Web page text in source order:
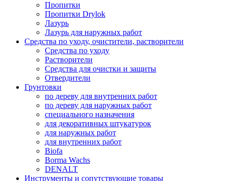
Пропитки
Пропитки Drylok
Лазурь
Лазурь для наружных работ
Средства по уходу, очистители, растворители
Средства по уходу
Растворители
Средства для очистки и защиты
Отвердители
Грунтовки
по дереву для внутренних работ
по дереву для наружных работ
специального назначения
для декоративных штукатурок
для наружных работ
для внутренних работ
Biofa
Borma Wachs
DENALT
Инструменты и сопутствующие товары